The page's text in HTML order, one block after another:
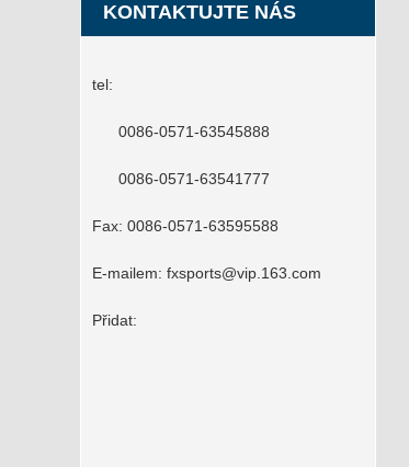
KONTAKTUJTE NÁS
tel:
0086-0571-63545888
0086-0571-63541777
Fax: 0086-0571-63595588
E-mailem: fxsports@vip.163.com
Přidat: